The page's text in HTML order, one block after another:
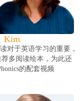
Kim
对于英语学习的重要，
多阅读绘本，为此还
的配套视频